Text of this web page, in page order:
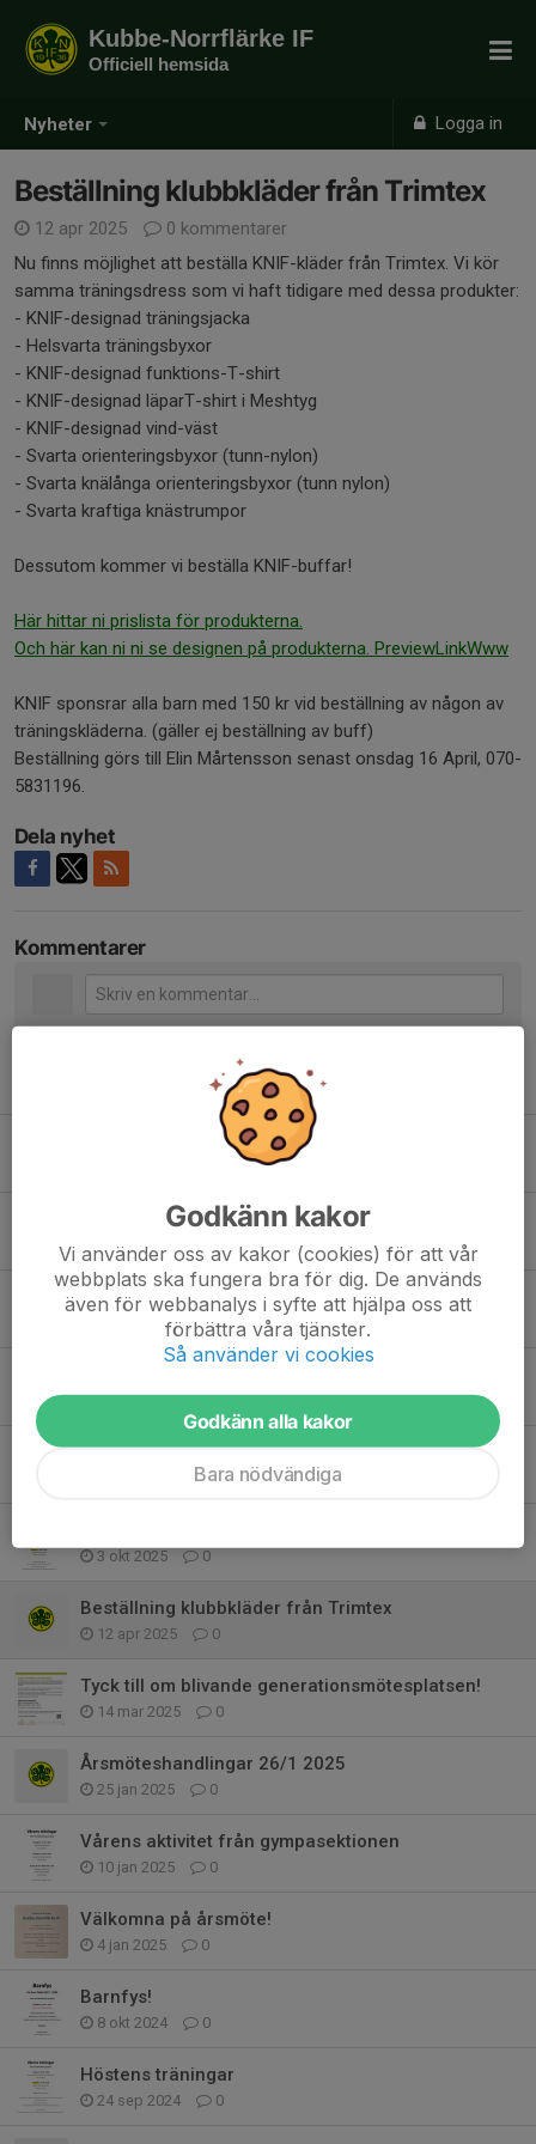
Nyheter Logga in
Kubbe-Norrflärke IF
Officiell hemsida
Beställning klubbkläder från Trimtex
12 apr 2025
0 kommentarer
Nu finns möjlighet att beställa KNIF-kläder från Trimtex. Vi kör
samma träningsdress som vi haft tidigare med dessa produkter:
- KNIF-designad träningsjacka
- Helsvarta träningsbyxor
- KNIF-designad funktions-T-shirt
- KNIF-designad läparT-shirt i Meshtyg
- KNIF-designad vind-väst
- Svarta orienteringsbyxor (tunn-nylon)
- Svarta knälånga orienteringsbyxor (tunn nylon)
- Svarta kraftiga knästrumpor
Dessutom kommer vi beställa KNIF-buffar!
Här hittar ni prislista för produkterna.
Och här kan ni ni se designen på produkterna. PreviewLinkWww
KNIF sponsrar alla barn med 150 kr vid beställning av någon av
träningskläderna. (gäller ej beställning av buff)
Beställning görs till Elin Mårtensson senast onsdag 16 April, 070-
5831196.
Dela nyhet
Kommentarer
Invigning och 90års jubileum!
Årsmöteshandlingar
21 feb, 16:51
Vårens träningar
18 feb, 10:01 0
20 jan, 14:16 0
Informationsmöte
0
3 okt 2025 0
Beställning klubbkläder från Trimtex
12 apr 2025 0
Tyck till om blivande generationsmötesplatsen!
14 mar 2025 0
Årsmöteshandlingar 26/1 2025
25 jan 2025 0
Vårens aktivitet från gympasektionen
10 jan 2025 0
Välkomna på årsmöte!
4 jan 2025 0
Barnfys!
8 okt 2024 0
Höstens träningar
24 sep 2024 0
Godkänn kakor
Vi använder oss av kakor (cookies) för att vår
webbplats ska fungera bra för dig. De används
även för webbanalys i syfte att hjälpa oss att
förbättra våra tjänster.
Så använder vi cookies
Godkänn alla kakor
Bara nödvändiga